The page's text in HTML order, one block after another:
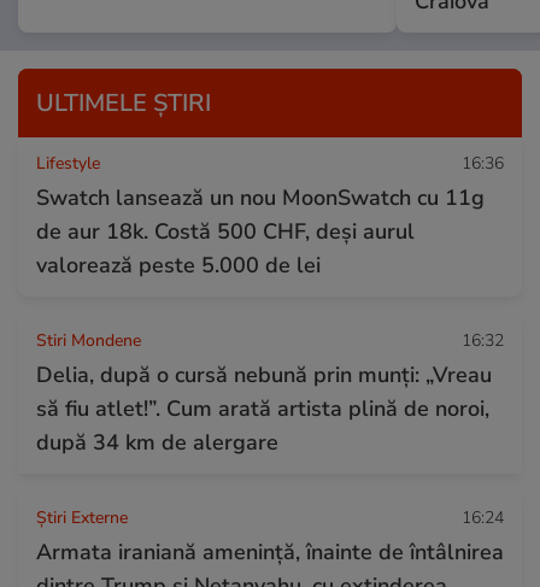
ULTIMELE ȘTIRI
Lifestyle 16:36
Swatch lansează un nou MoonSwatch cu 11g
de aur 18k. Costă 500 CHF, deși aurul
valorează peste 5.000 de lei
Stiri Mondene 16:32
Delia, după o cursă nebună prin munți: „Vreau
să fiu atlet!”. Cum arată artista plină de noroi,
după 34 km de alergare
Știri Externe 16:24
Armata iraniană amenință, înainte de întâlnirea